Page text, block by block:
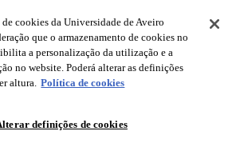
cookies da Universidade de Aveiro
que o armazenamento de cookies no
a personalização da utilização e a
no website. Poderá alterar as definições
altura. Política de cookies
definições de cookies